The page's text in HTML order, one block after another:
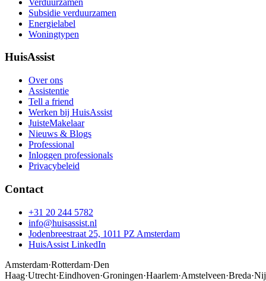
Subsidie verduurzamen
Energielabel
Woningtypen
HuisAssist
Over ons
Assistentie
Tell a friend
Werken bij HuisAssist
JuisteMakelaar
Nieuws & Blogs
Professional
Inloggen professionals
Privacybeleid
Contact
+31 20 244 5782
info@huisassist.nl
Jodenbreestraat 25, 1011 PZ Amsterdam
HuisAssist LinkedIn
Amsterdam·Rotterdam·Den
Haag·Utrecht·Eindhoven·Groningen·Haarlem·Amstelveen·Breda·